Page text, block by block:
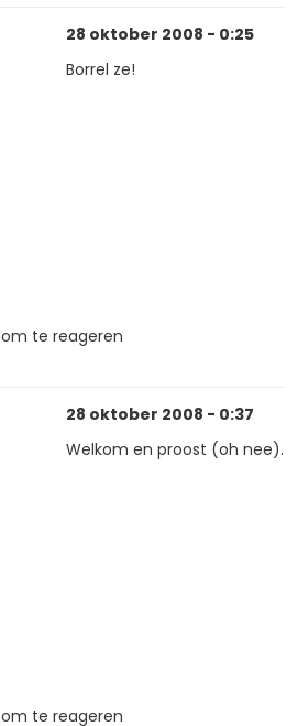
28 oktober 2008 - 0:25
Borrel ze!
om te reageren
28 oktober 2008 - 0:37
Welkom en proost (oh nee).
om te reageren